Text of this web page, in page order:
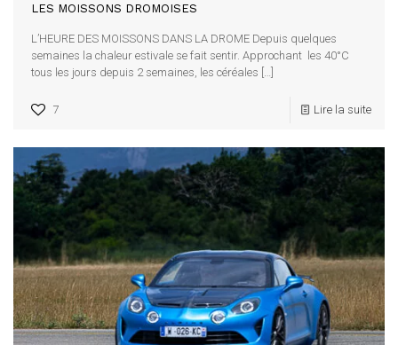
LES MOISSONS DROMOISES
L’HEURE DES MOISSONS DANS LA DROME Depuis quelques
semaines la chaleur estivale se fait sentir. Approchant les 40°C
tous les jours depuis 2 semaines, les céréales
7 Lire la suite